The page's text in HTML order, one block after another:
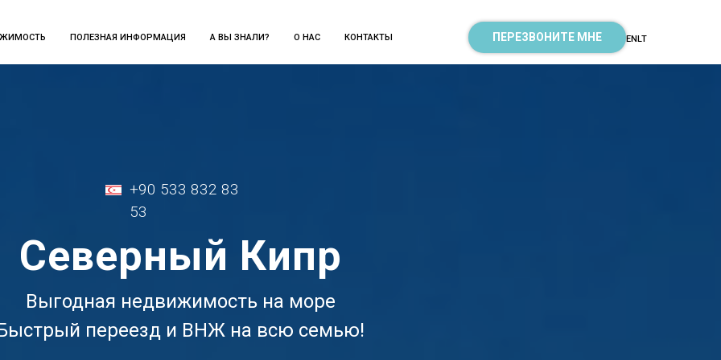
ПОЛЕЗНАЯ ИНФОРМАЦИЯ А ВЫ ЗНАЛИ? О НАС КОНТАКТЫ ПЕРЕЗВОНИТЕ МНЕ EN LT
Северный Кипр
Выгодная недвижимость на море
переезд и ВНЖ на всю семью!
+90 533 832 83
53